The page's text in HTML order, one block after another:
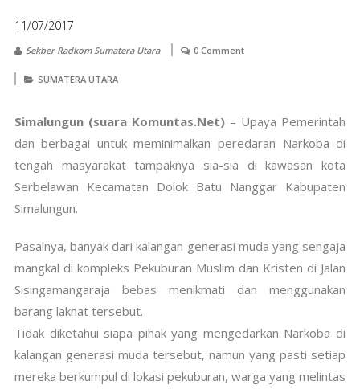
11/07/2017
Sekber Radkom Sumatera Utara 0 Comment
SUMATERA UTARA
Simalungun (suara Komuntas.Net)– Upaya Pemerintah
dan berbagai untuk meminimalkan peredaran Narkoba di
tengah masyarakat tampaknya sia-sia di kawasan kota
Serbelawan Kecamatan Dolok Batu Nanggar Kabupaten
Simalungun.
Pasalnya, banyak dari kalangan generasi muda yang sengaja
mangkal di kompleks Pekuburan Muslim dan Kristen di Jalan
Sisingamangaraja bebas menikmati dan menggunakan
barang laknat tersebut.
Tidak diketahui siapa pihak yang mengedarkan Narkoba di
kalangan generasi muda tersebut, namun yang pasti setiap
mereka berkumpul di lokasi pekuburan, warga yang melintas